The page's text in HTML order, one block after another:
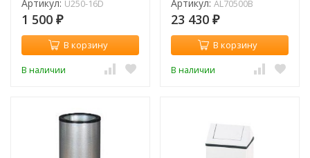
Артикул: U250-16D
1 500 ₽
В корзину
В наличии
Артикул: AL70500B
23 430 ₽
В корзину
В наличии